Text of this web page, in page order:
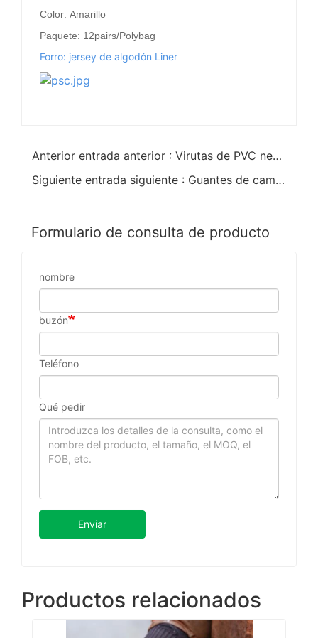
Color: Amarillo
Paquete: 12pairs/Polybag
Forro: jersey de algodón Liner
Anterior entrada anterior : Virutas de PVC negro guantes de lino de algodón puño abierto
Siguiente entrada siguiente : Guantes de campo de aceite sumergidos en pvc verde de punto de muñeca
Formulario de consulta de producto
nombre
buzón
Teléfono
Qué pedir
Enviar
Productos relacionados